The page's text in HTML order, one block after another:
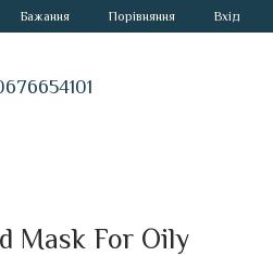
Бажання Порівняння Вхід
Mask For Oily